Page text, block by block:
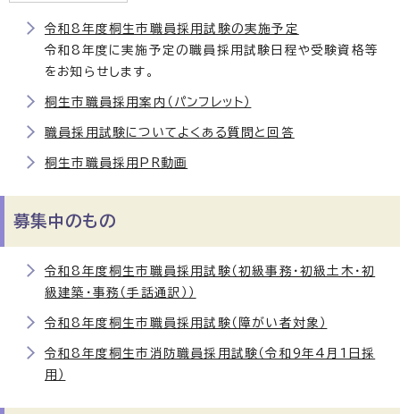
令和8年度桐生市職員採用試験の実施予定
令和8年度に実施予定の職員採用試験日程や受験資格等
をお知らせします。
桐生市職員採用案内（パンフレット）
職員採用試験についてよくある質問と回答
桐生市職員採用PR動画
募集中のもの
令和8年度桐生市職員採用試験（初級事務・初級土木・初
級建築・事務（手話通訳））
令和8年度桐生市職員採用試験（障がい者対象）
令和8年度桐生市消防職員採用試験（令和9年4月1日採
用）